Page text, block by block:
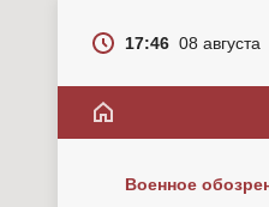
17:46 08 августа
Военное